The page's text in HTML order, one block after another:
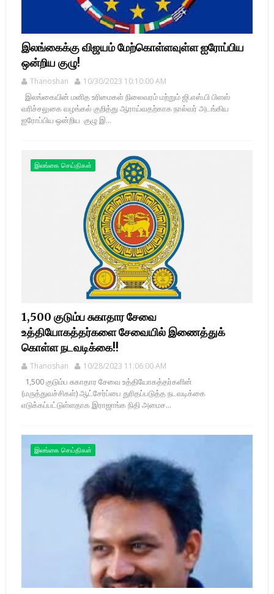
இலங்கைக்கு விஜயம் மேற்கொள்ளவுள்ள ஐரோப்பிய
ஒன்றிய குழு!
Thanoshan 10/30/2023 10:10:00 AM
இலங்கையின் மனித உரிமைகள் நிலைவரம் மற்றும் ஜி.எஸ்.பி பிளஸ்
வரிச்சலுகை வழங்கல் குறித்து ஆராய்வதற்காக நால்வர் அடங்கிய
ஐரோப்பிய ஒன்றிய குழு இ...
இலங்கை செய்திகள்
1,500 குடும்ப சுகாதார சேவை
உத்தியோகத்தர்களை சேவையில் இணைத்துக்
கொள்ள நடவடிக்கை!!
Thanoshan 10/28/2023 11:06:00 AM
1,500 குடும்ப சுகாதார சேவை உத்தியோகத்தர்களின்
(மருத்துவச்சிகள்) ஆட்சேர்ப்பை துரிதப்படுத்த நடவடிக்கை
எடுக்கப்பட்டுள்ளதாக இராஜாங்க நிதி அமைச...
இலங்கை செய்திகள்